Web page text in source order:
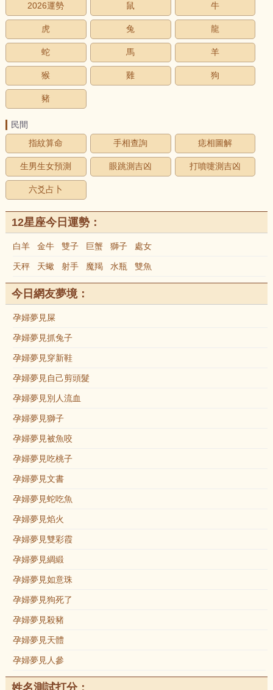
2026運勢
鼠 牛
虎 兔 龍
蛇 馬 羊
猴 雞 狗
豬
民間
指紋算命
手相查詢 痣相圖解
生男生女預測 眼跳測吉凶 打噴嚏測吉凶
六爻占卜
12星座今日運勢：
白羊 金牛 雙子 巨蟹 獅子 處女
天秤 天蠍 射手 魔羯 水瓶 雙魚
今日網友夢境：
孕婦夢見屎
孕婦夢見抓兔子
孕婦夢見穿新鞋
孕婦夢見自己剪頭髮
孕婦夢見別人流血
孕婦夢見獅子
孕婦夢見被魚咬
孕婦夢見吃桃子
孕婦夢見文書
孕婦夢見蛇吃魚
孕婦夢見焰火
孕婦夢見雙彩霞
孕婦夢見綢緞
孕婦夢見如意珠
孕婦夢見狗死了
孕婦夢見殺豬
孕婦夢見天體
孕婦夢見人參
姓名測試打分：